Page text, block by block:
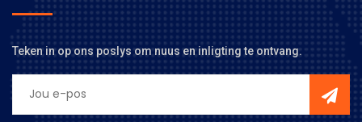
Teken in op ons poslys om nuus en inligting te ontvang.